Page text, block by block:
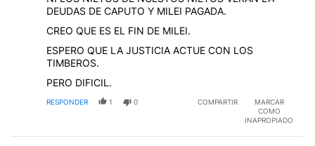
DEUDAS DE CAPUTO Y MILEI PAGADA.
CREO QUE ES EL FIN DE MILEI.
ESPERO QUE LA JUSTICIA ACTUE CON LOS
TIMBEROS.
PERO DIFICIL.
RESPONDER 1 0 COMPARTIR
MARCAR
COMO
INAPROPIADO